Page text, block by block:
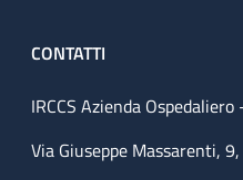
CONTATTI
IRCCS Azienda
Via Giuseppe Massarenti,